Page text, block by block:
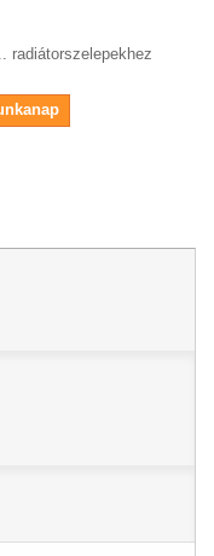
radiátorszelepekhez